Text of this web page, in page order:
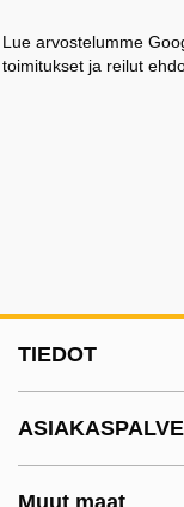
Lue arvostelumme
toimitukset ja reilut
TIEDOT
Muut maat